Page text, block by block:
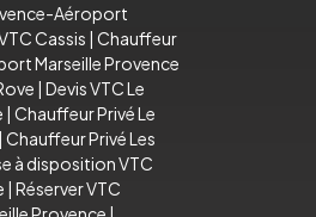
Aéroport
Cassis | Chauffeur
Marseille Provence
| Devis VTC Le
| Chauffeur Privé Le
| Chauffeur Privé Les
à disposition VTC
| Réserver VTC